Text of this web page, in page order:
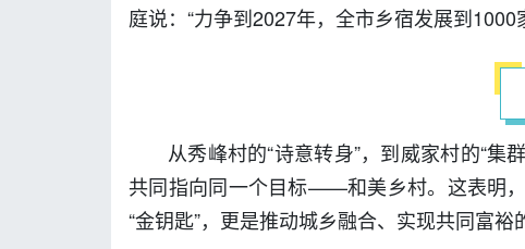
庭说：“力争到2027年，全市乡宿发展到1000
从秀峰村的“诗意转身”，到威家村的“集
共同指向同一个目标——和美乡村。这表明
“金钥匙”，更是推动城乡融合、实现共同富裕